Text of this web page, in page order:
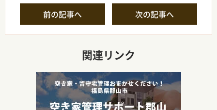
Post
navigation
前の記事へ 次の記事へ
関連リンク